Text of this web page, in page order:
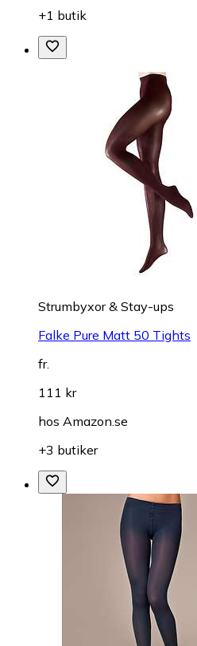
+1 butik
Strumbyxor & Stay-ups
Falke Pure Matt 50 Tights
fr.
111 kr
hos Amazon.se
+3 butiker